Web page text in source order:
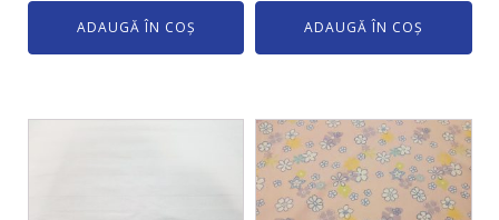
ADAUGĂ ÎN COȘ ADAUGĂ ÎN COȘ